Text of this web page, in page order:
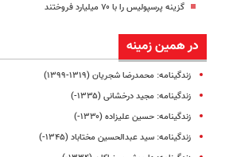
گزینه پرسپولیس را با ۷۰ میلیارد فروختند
در همین زمینه
زندگینامه: محمدرضا شجریان (۱۳۱۹-۱۳۹۹)
زندگینامه: مجید درخشانی (۱۳۳۵-)
زندگینامه: حسین علیزاده (۱۳۳۰-)
زندگینامه: سید عبدالحسین مختاباد (۱۳۴۵-)